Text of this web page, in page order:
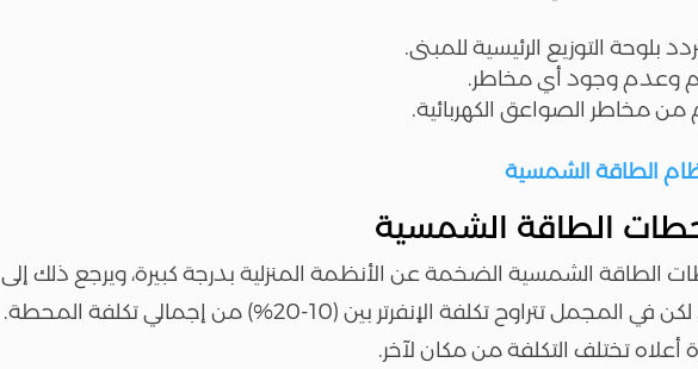
بلوحة التوزيع الرئيسية للمبنى.
وعدم وجود أي مخاطر.
من مخاطر الصواعق الكهربائية.
الطاقة الشمسية
الطاقة الشمسية
الطاقة الشمسية الضخمة عن الأنظمة المنزلية بدرجة كبيرة، ويرجع ذلك إلى
الحاجة إلى الأنواع المركزية، لكن في المجمل تتراوح تكلفة الإنفرتر بين (10-20%) من إجمالي تكلفة المحطة.
تختلف التكلفة من مكان لآخر.